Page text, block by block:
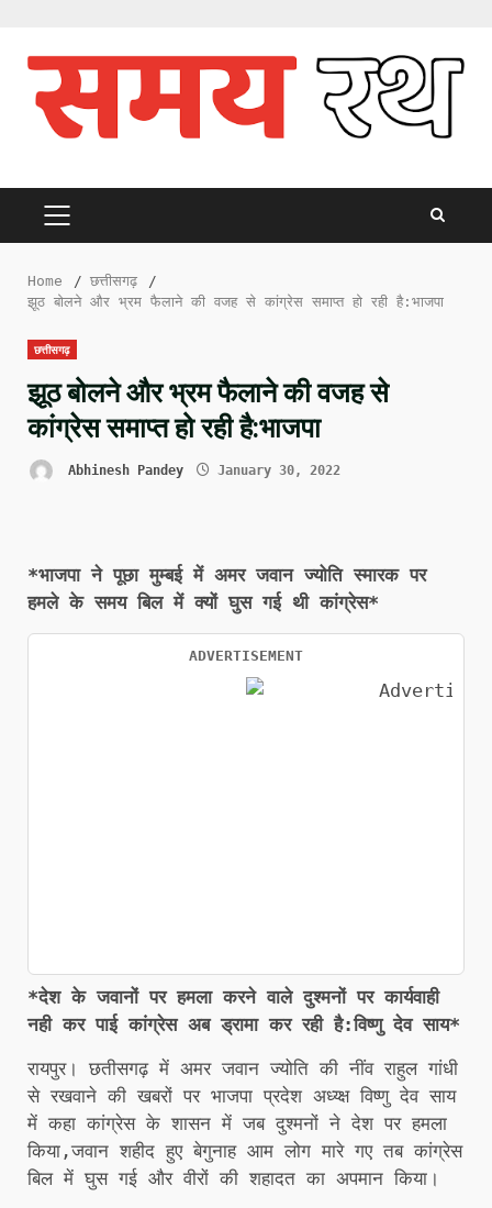
content
PRIMARY
Home
छत्तीसगढ़
झूठ बोलने और भ्रम फैलाने की वजह से कांग्रेस समाप्त हो रही है:भाजपा
छत्तीसगढ़
झूठ बोलने और भ्रम फैलाने की वजह से
कांग्रेस समाप्त हो रही है:भाजपा
Abhinesh Pandey January 30, 2022
*भाजपा ने पूछा मुम्बई में अमर जवान ज्योति स्मारक पर
हमले के समय बिल में क्यों घुस गई थी कांग्रेस*
ADVERTISEMENT
*देश के जवानों पर हमला करने वाले दुश्मनों पर कार्यवाही
नही कर पाई कांग्रेस अब ड्रामा कर रही है:विष्णु देव साय*
रायपुर। छतीसगढ़ में अमर जवान ज्योति की नींव राहुल गांधी
से रखवाने की खबरों पर भाजपा प्रदेश अध्य्क्ष विष्णु देव साय
में कहा कांग्रेस के शासन में जब दुश्मनों ने देश पर हमला
किया,जवान शहीद हुए बेगुनाह आम लोग मारे गए तब कांग्रेस
बिल में घुस गई और वीरों की शहादत का अपमान किया।